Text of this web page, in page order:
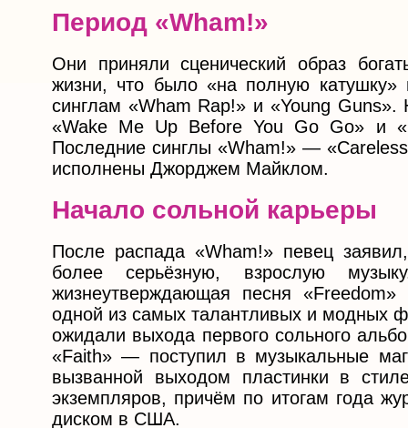
Период «Wham!»
Они приняли сценический образ
жизни, что было «на полную катушку»
синглам «Wham Rap!» и «Young
«Wake Me Up Before You Go Go» и
Последние синглы «Wham!» —
исполнены Джорджем Майклом.
Начало сольной карьеры
После распада «Wham!» певец
более серьёзную, взрослую
жизнеутверждающая песня
одной из самых талантливых и модных
ожидали выхода первого сольного
«Faith» — поступил в музыкальные
вызванной выходом пластинки в
экземпляров, причём по итогам года
диском в США.